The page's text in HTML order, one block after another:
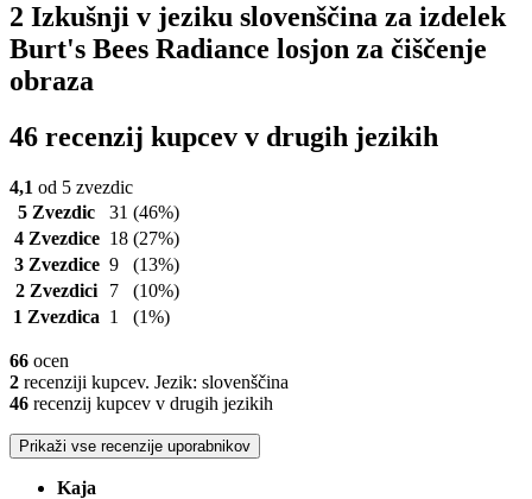
2 Izkušnji v jeziku slovenščina za izdelek
Burt's Bees Radiance losjon za čiščenje
obraza
46 recenzij kupcev v drugih jezikih
4,1 od 5 zvezdic
5 Zvezdic
31 (46%)
4 Zvezdice 18 (27%)
3 Zvezdice 9
(13%)
2 Zvezdici
7
(10%)
1 Zvezdica 1 (1%)
66 ocen
2 recenziji kupcev. Jezik: slovenščina
46 recenzij kupcev v drugih jezikih
Prikaži vse recenzije uporabnikov
Kaja